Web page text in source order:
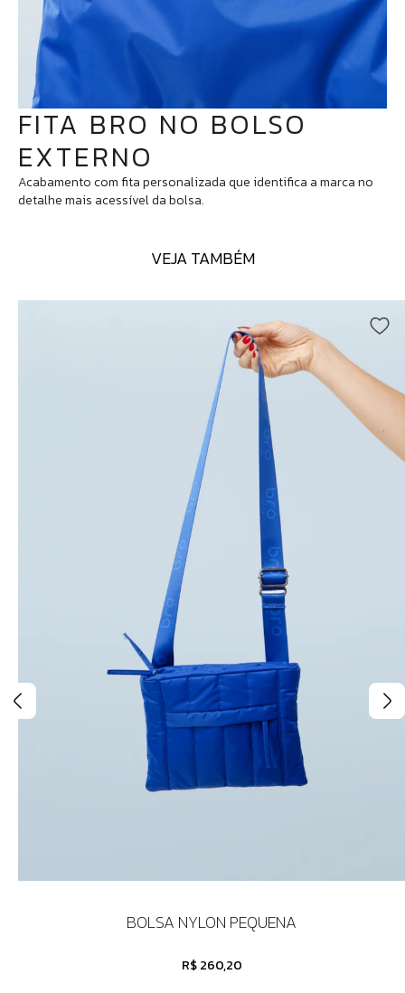
FITA BRO NO BOLSO
EXTERNO
Acabamento com fita personalizada que identifica a marca no
detalhe mais acessível da bolsa.
VEJA TAMBÉM
BOLSA NYLON PEQUENA
R$ 260,20